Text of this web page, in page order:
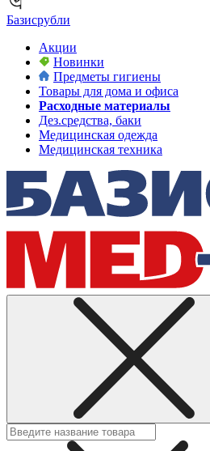
Базисрубли
Акции
Новинки
Предметы гигиены
Товары для дома и офиса
Расходные материалы
Дез.средства, баки
Медицинская одежда
Медицинская техника